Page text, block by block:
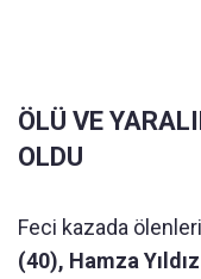
ÖLÜ VE
OLDU
Feci kazada
(40), Hamza